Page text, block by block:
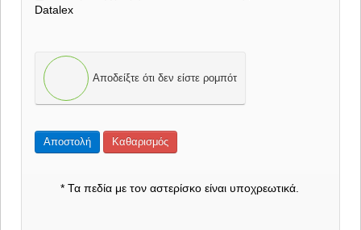
Datalex
Αποδείξτε ότι δεν είστε ρομπότ
Αποστολή Καθαρισμός
* Τα πεδία με τον αστερίσκο είναι υποχρεωτικά.